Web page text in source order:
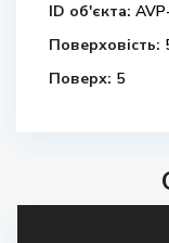
ID об'єкта:
Поверховість:
Поверх: 5